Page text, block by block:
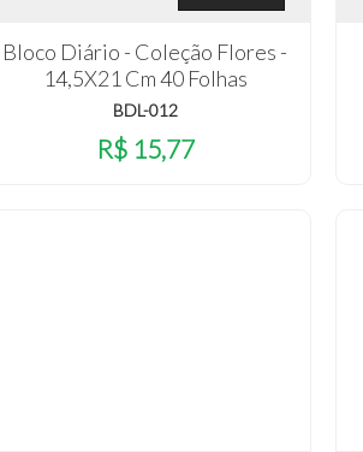
Bloco Diário - Coleção Flores -
14,5X21 Cm 40 Folhas
BDL-012
R$ 15,77